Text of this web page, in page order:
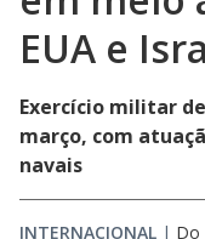
EUA e
Exercício militar
março, com
navais
INTERNACIONAL | Do